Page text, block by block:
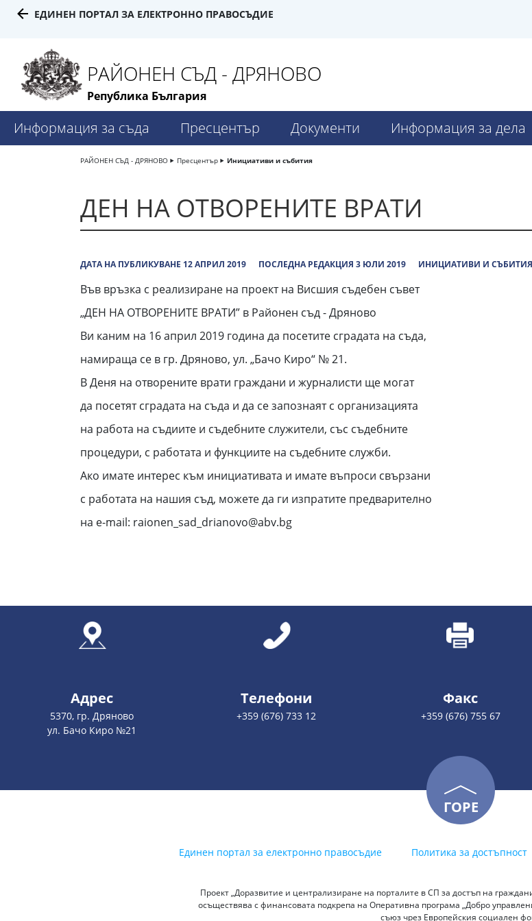
ЕДИНЕН ПОРТАЛ ЗА ЕЛЕКТРОННО ПРАВОСЪДИЕ
РАЙОНЕН СЪД - ДРЯНОВО
Република България
Информация за съда Пресцентър Документи Информация за дела
РАЙОНЕН СЪД - ДРЯНОВО Пресцентър Инициативи и събития
ДЕН НА ОТВОРЕНИТЕ ВРАТИ
ДАТА НА ПУБЛИКУВАНЕ 12 АПРИЛ 2019 ПОСЛЕДНА РЕДАКЦИЯ 3 ЮЛИ 2019 ИНИЦИАТИВИ И СЪБИТИЯ
Във връзка с реализиране на проект на Висшия съдебен съвет
„ДЕН НА ОТВОРЕНИТЕ ВРАТИ” в Районен съд - Дряново
Ви каним на 16 април 2019 година да посетите сградата на съда,
намираща се в гр. Дряново, ул. „Бачo Киро“ № 21.
В Деня на отворените врати граждани и журналисти ще могат
да посетят сградата на съда и да се запознаят с организацията
на работа на съдиите и съдебните служители, със съдебните
процедури, с работата и функциите на съдебните служби.
Ако имате интерес към инициативата и имате въпроси свързани
с работата на нашия съд, можете да ги изпратите предварително
на e-mail: raionen_sad_drianovo@abv.bg
Адрес
5370, гр. Дряново
ул. Бачо Киро №21
Телефони
+359 (676) 733 12
Факс
+359 (676) 755 67
ГОРЕ
Единен портал за електронно правосъдие Политика за достъпност
Проект „Доразвитие и централизиране на порталите в СП за достъп на
осъществява с финансовата подкрепа на Оперативна програма „Добро
съюз чрез Европейския социален